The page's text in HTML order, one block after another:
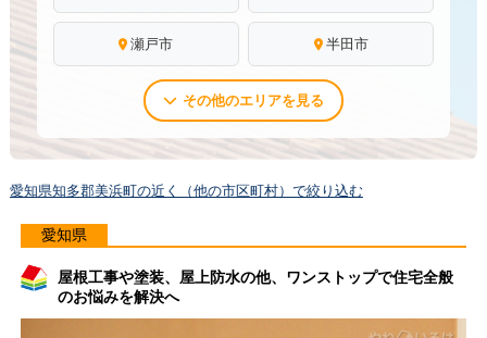
瀬戸市 半田市
その他のエリアを見る
愛知県知多郡美浜町の近く（他の市区町村）で絞り込む
愛知県
屋根工事や塗装、屋上防水の他、ワンストップで住宅全般
のお悩みを解決へ